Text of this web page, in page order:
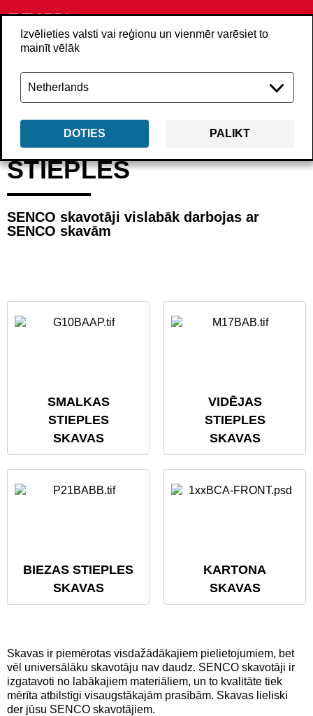
Izvēlieties valsti vai reģionu un vienmēr varēsiet to
mainīt vēlāk
DOTIES PALIKT
Atpakaļ Izstrādājumi Stiprinājumi
STIEPLES
SENCO skavotāji vislabāk darbojas ar
SENCO skavām
SMALKAS
STIEPLES
SKAVAS
VIDĒJAS
STIEPLES
SKAVAS
BIEZAS STIEPLES
SKAVAS
KARTONA
SKAVAS
Skavas ir piemērotas visdažādākajiem pielietojumiem, bet
vēl universālāku skavotāju nav daudz. SENCO skavotāji ir
izgatavoti no labākajiem materiāliem, un to kvalitāte tiek
mērīta atbilstīgi visaugstākajām prasībām. Skavas lieliski
der jūsu SENCO skavotājiem.